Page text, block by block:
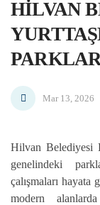
HILVAN
Mar 13, 2026
Hilvan Belediyesi
genelindeki
çalışmaları
modern